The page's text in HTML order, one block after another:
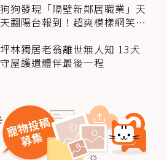
狗狗發現「隔壁新鄰居職業」天
天翻陽台報到！超爽模樣網笑
坪林獨居老翁離世無人知 13犬
守屋護遺體伴最後一程